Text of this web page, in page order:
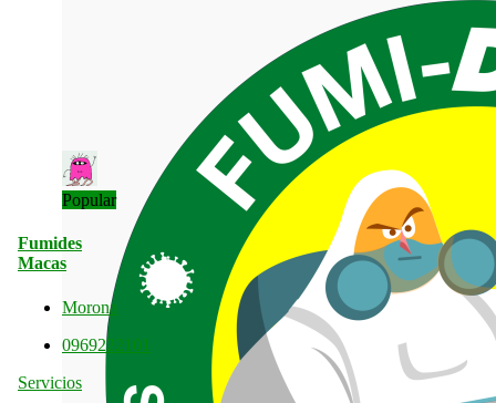
Popular
Fumides
Macas
Morona
0969222101
Servicios